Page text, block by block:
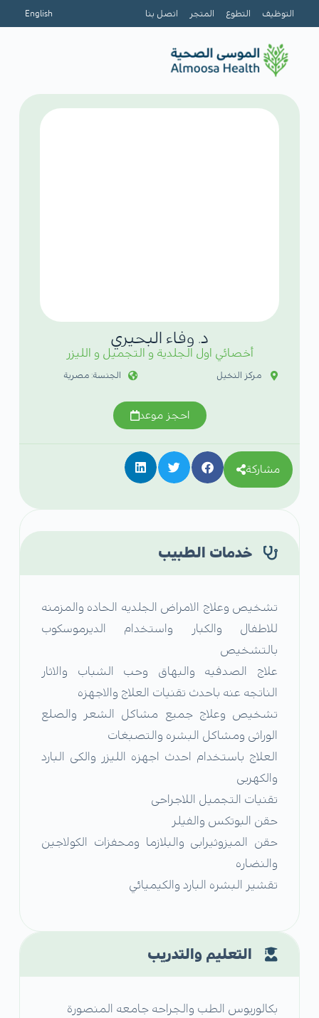
التوظيف التطوع المتجر اتصل بنا English
د. وفاء البحيري
أخصائي اول الجلدية و التجميل و الليزر
مركز النخيل الجنسة: مصرية
احجز موعد
مشاركة
خدمات الطبيب
تشخيص وعلاج الامراض الجلديه الحاده والمزمنه
للاطفال والكبار واستخدام الديرموسكوب
بالتشخيص
علاج الصدفيه والبهاق وحب الشباب والاثار
الناتجه عنه باحدث تقنيات العلاج والاجهزه
تشخيص وعلاج جميع مشاكل الشعر والصلع
الوراثى ومشاكل البشره والتصبغات
العلاج باستخدام احدث اجهزه الليزر والكى البارد
والكهربى
تقنيات التجميل اللاجراحى
حقن البوتكس والفيلر
حقن الميزوثيرابى والبلازما ومحفزات الكولاجين
والنضاره
تقشير البشره البارد والكيميائي
التعليم والتدريب
بكالوريوس الطب والجراحه جامعه المنصورة